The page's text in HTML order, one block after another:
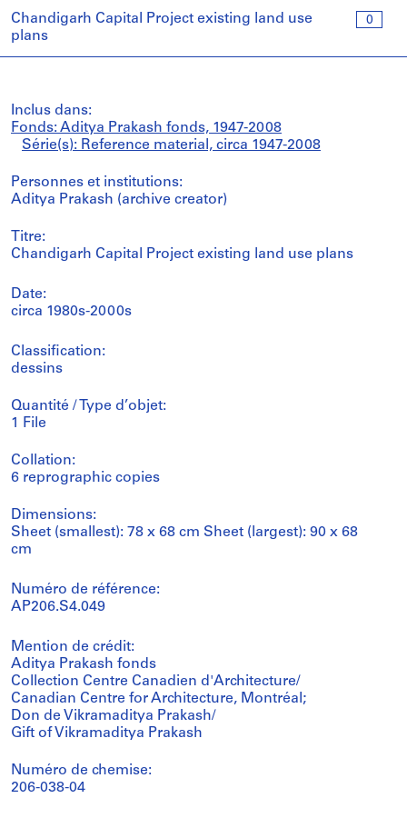
0
Chandigarh Capital Project existing land use
plans
Inclus dans:
Fonds: Aditya Prakash fonds, 1947-2008
Série(s): Reference material, circa 1947-2008
Personnes et institutions:
Aditya Prakash (archive creator)
Titre:
Chandigarh Capital Project existing land use plans
Date:
circa 1980s-2000s
Classification:
dessins
Quantité / Type d’objet:
1 File
Collation:
6 reprographic copies
Dimensions:
Sheet (smallest): 78 x 68 cm Sheet (largest): 90 x 68
cm
Numéro de référence:
AP206.S4.049
Mention de crédit:
Aditya Prakash fonds
Collection Centre Canadien d'Architecture/
Canadian Centre for Architecture, Montréal;
Don de Vikramaditya Prakash/
Gift of Vikramaditya Prakash
Numéro de chemise:
206-038-04